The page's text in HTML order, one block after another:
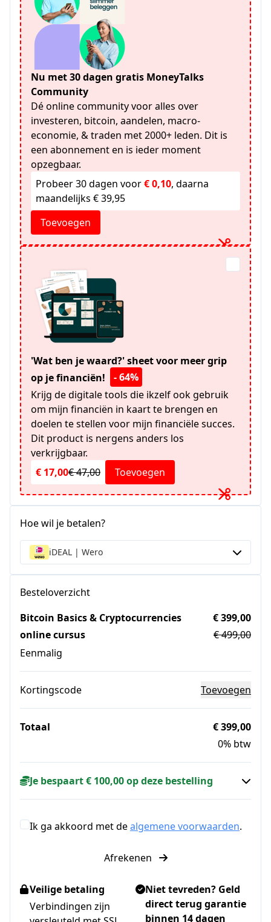
Nu met 30 dagen gratis MoneyTalks
Community
Dé online community voor alles over
investeren, bitcoin, aandelen, macro-
economie, & traden met 2000+ leden. Dit is
een abonnement en is ieder moment
opzegbaar.
Probeer 30 dagen voor€ 0,10, daarna
maandelijks € 39,95
Toevoegen
'Wat ben je waard?' sheet voor meer grip
op je financiën!
- 64%
Krijg de digitale tools die ikzelf ook gebruik
om mijn financiën in kaart te brengen en
doelen te stellen voor mijn financiële succes.
Dit product is nergens anders los
verkrijgbaar.
€ 17,00€ 47,00 Toevoegen
Hoe wil je betalen?
iDEAL | Wero
Besteloverzicht
Bitcoin Basics & Cryptocurrencies
online cursus
Eenmalig
€ 399,00
€ 499,00
Kortingscode Toevoegen
Totaal
€ 399,00
0% btw
Je bespaart € 100,00 op deze bestelling
Ik ga akkoord met dealgemene voorwaarden.
Afrekenen
Veilige betaling
Verbindingen zijn
Niet tevreden? Geld
direct terug garantie
binnen 14 dagen